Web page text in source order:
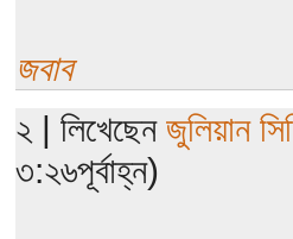
জবাব
২ | লিখেছেন জুলিয়ান
৩:২৬পূর্বাহ্ন)